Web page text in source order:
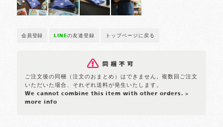
会員登録 LINEの友達登録 トップページに戻る
ご注文後の同梱（注文のおまとめ）はできません。複数回ご注文
いただいた場合、それぞれ送料が発生いたします。
We cannot combine this item with other orders. >
more info